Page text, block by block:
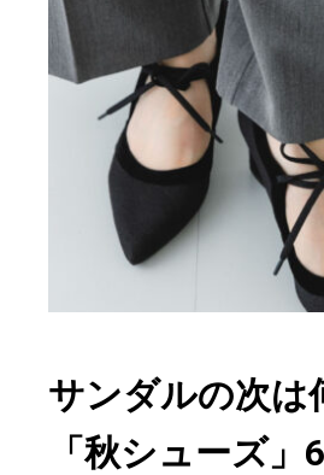
サンダルの次は
「秋シューズ」